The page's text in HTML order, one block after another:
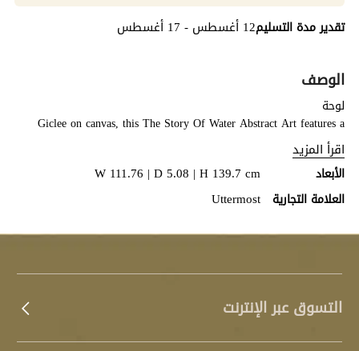
تقدير مدة التسليم12 أغسطس - 17 أغسطس
الوصف
لوحة
Giclee on canvas, this The Story Of Water Abstract Art features a
rainbow effect of splashy colors highlighted by white accents. A solid
wood gallery frame with gold finish completes the artwork. May be
hung horizontal or vertical. Each canvas is proudly handcrafted and
printed in the USA.
اقرأ المزيد
الأبعاد W 111.76 | D 5.08 | H 139.7 cm
العلامة التجارية Uttermost
التسوق عبر الإنترنت